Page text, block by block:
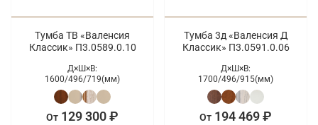
Тумба ТВ «Валенсия
Классик» П3.0589.0.10
Д×Ш×В:
1600/496/719(мм)
От 129 300 ₽
Тумба 3д «Валенсия Д
Классик» П3.0591.0.06
Д×Ш×В:
1700/496/915(мм)
От 194 469 ₽